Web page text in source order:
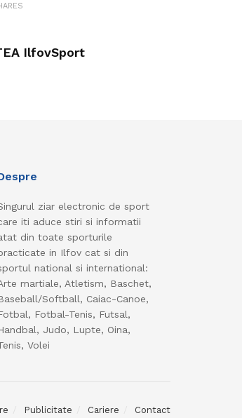
IlfovSport
ziar electronic de sport
iti aduce stiri si informatii
din toate sporturile
in Ilfov cat si din
national si international:
martiale, Atletism, Baschet,
Softball, Caiac-Canoe,
Fotbal-Tenis, Futsal,
Judo, Lupte, Oina,
Volei
Publicitate Cariere Contact